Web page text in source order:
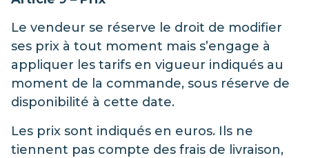
Le vendeur se réserve le droit de modifier
ses prix à tout moment mais s’engage à
appliquer les tarifs en vigueur indiqués au
moment de la commande, sous réserve de
disponibilité à cette date.
Les prix sont indiqués en euros. Ils ne
tiennent pas compte des frais de livraison,